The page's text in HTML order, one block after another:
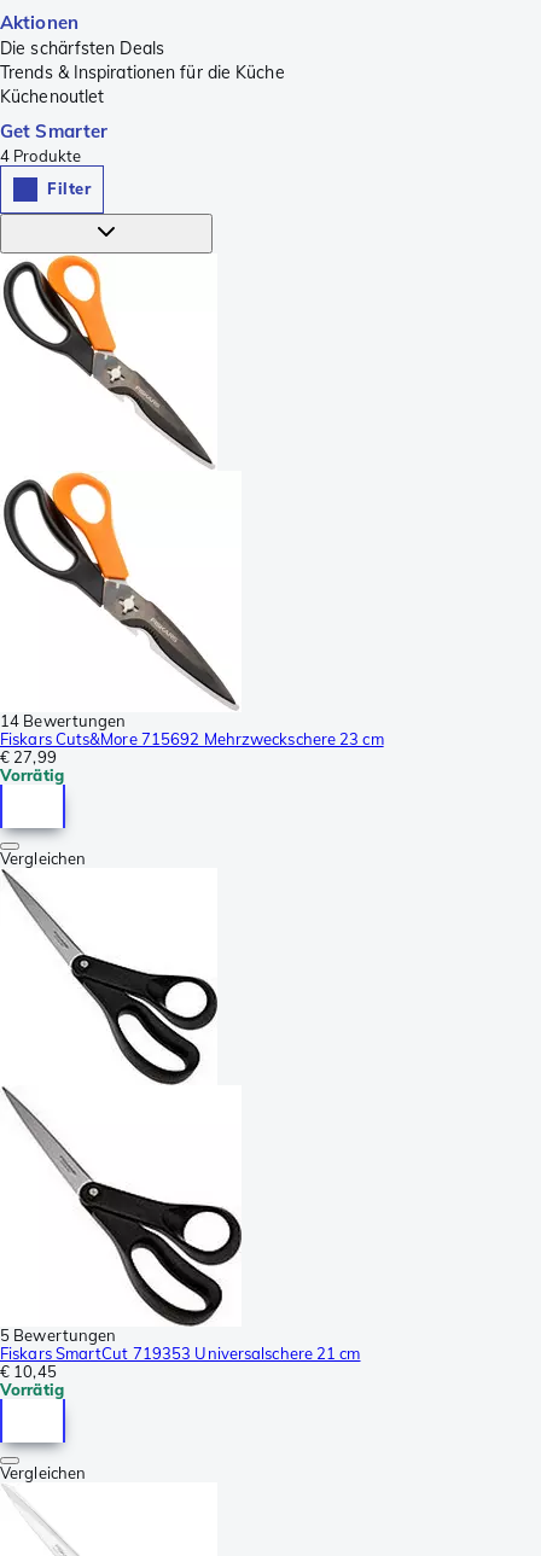
Aktionen
Die schärfsten Deals
Trends & Inspirationen für die Küche
Küchenoutlet
Get Smarter
4 Produkte
Filter
14 Bewertungen
Fiskars Cuts&More 715692 Mehrzweckschere 23 cm
€ 27,99
Vorrätig
Vergleichen
5 Bewertungen
Fiskars SmartCut 719353 Universalschere 21 cm
€ 10,45
Vorrätig
Vergleichen